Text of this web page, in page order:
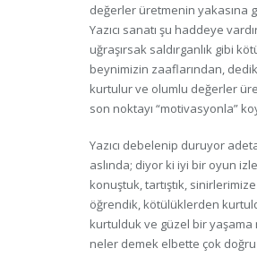
değerler üretmenin yakasına
Yazıcı sanatı şu haddeye
uğraşırsak saldırganlık gibi
beynimizin zaaflarından,
kurtulur ve olumlu değerler
son noktayı “motivasyonla”
Yazıcı debelenip duruyor
aslında; diyor ki iyi bir oyun
konuştuk, tartıştık,
öğrendik, kötülüklerden
kurtulduk ve güzel bir
neler demek elbette çok